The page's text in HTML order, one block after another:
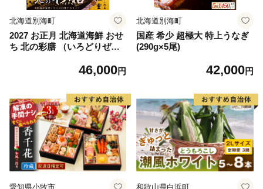
北海道別海町
2027 お正月 北海道海鮮 おせ
ち 北の彩膳 （いろどりぜ
（200g×3）セット 【KS000
ふるさと納税 お節 御節 海鮮
海鮮おせち )
46,000円
北海道別海町
国産 希少 超極大 特上うなぎ
(290g×5尾)
42,000円
愛知県小牧市 和歌山県白浜町